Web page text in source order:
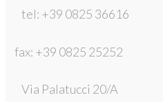
tel: +39 0825 36616
fax: +39 0825 25252
Via Palatucci 20/A